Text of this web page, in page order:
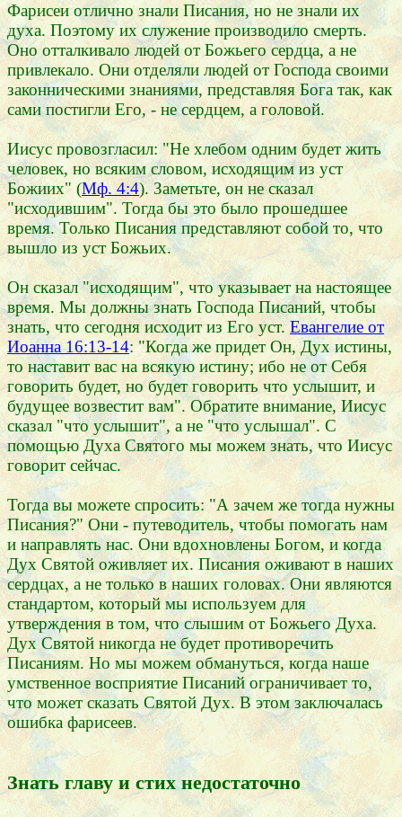
Фарисеи отлично знали Писания, но не знали их
духа. Поэтому их служение производило смерть.
Оно отталкивало людей от Божьего сердца, а не
привлекало. Они отделяли людей от Господа своими
законническими знаниями, представляя Бога так, как
сами постигли Его, - не сердцем, а головой.
Иисус провозгласил: "Не хлебом одним будет жить
человек, но всяким словом, исходящим из уст
Божиих" (Мф. 4:4). Заметьте, он не сказал
"исходившим". Тогда бы это было прошедшее
время. Только Писания представляют собой то, что
вышло из уст Божьих.
Он сказал "исходящим", что указывает на настоящее
время. Мы должны знать Господа Писаний, чтобы
знать, что сегодня исходит из Его уст.Евангелие от
Иоанна 16:13-14: "Когда же придет Он, Дух истины,
то наставит вас на всякую истину; ибо не от Себя
говорить будет, но будет говорить что услышит, и
будущее возвестит вам". Обратите внимание, Иисус
сказал "что услышит", а не "что услышал". С
помощью Духа Святого мы можем знать, что Иисус
говорит сейчас.
Тогда вы можете спросить: "А зачем же тогда нужны
Писания?" Они - путеводитель, чтобы помогать нам
и направлять нас. Они вдохновлены Богом, и когда
Дух Святой оживляет их. Писания оживают в наших
сердцах, а не только в наших головах. Они являются
стандартом, который мы используем для
утверждения в том, что слышим от Божьего Духа.
Дух Святой никогда не будет противоречить
Писаниям. Но мы можем обмануться, когда наше
умственное восприятие Писаний ограничивает то,
что может сказать Святой Дух. В этом заключалась
ошибка фарисеев.
Знать главу и стих недостаточно